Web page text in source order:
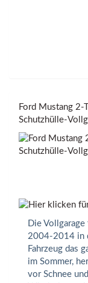
Ford Mustang
Schutzhülle-
Die
2004-2014 in
Fahrzeug das
im Sommer,
vor Schnee